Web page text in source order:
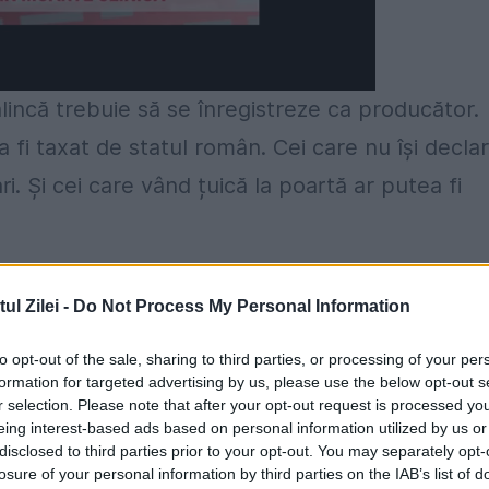
Zilei - Do Not Process My Personal Information
opt-out of the sale, sharing to third parties, or processing of your
for targeted advertising by us, please use the below opt-out
selection. Please note that after your opt-out request is processed
interest-based ads based on personal information utilized by us
to third parties prior to your opt-out. You may separately
of your personal information by third parties on the IAB’s list of
trebuie să se înregistreze ca producător.
fi taxat de statul român. Cei care nu își
Și cei care vând țuică la poartă ar putea fi
care micii producători să arate că vor face
scrie ce cantitate urmează să producă, câte
Odată obținute actele, producătorii
le pot comercializa inclusiv în magazinele